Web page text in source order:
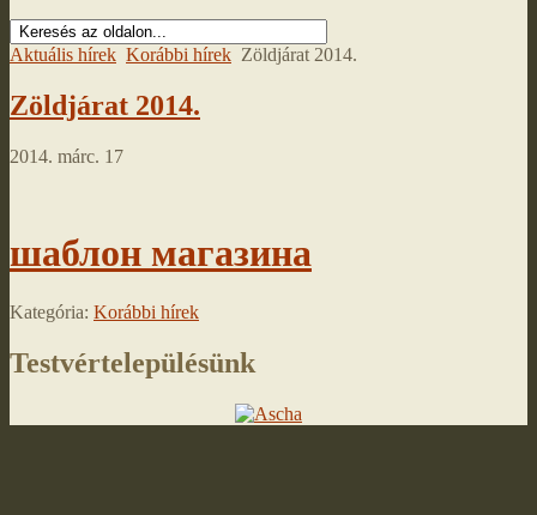
Aktuális hírek Korábbi hírek Zöldjárat 2014.
Zöldjárat 2014.
2014. márc. 17
шаблон магазина
Kategória: Korábbi hírek
Testvértelepülésünk